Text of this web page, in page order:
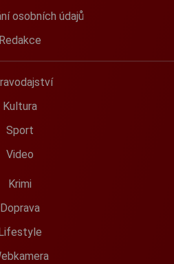
osobních údajů
Redakce
Kultura
Sport
Video
Krimi
Doprava